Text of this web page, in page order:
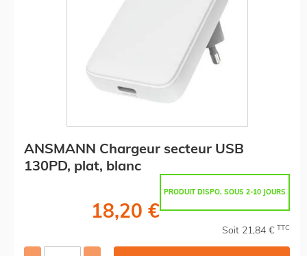
ANSMANN Chargeur secteur USB
130PD, plat, blanc
PRODUIT DISPO. SOUS 2-10 JOURS
18,20 €
Soit 21,84 € TTC